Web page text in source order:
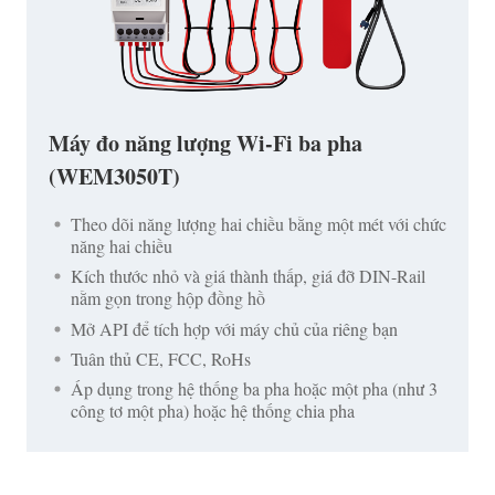
Máy đo năng lượng Wi-Fi ba pha
(WEM3050T)
Theo dõi năng lượng hai chiều bằng một mét với chức
năng hai chiều
Kích thước nhỏ và giá thành thấp, giá đỡ DIN-Rail
nằm gọn trong hộp đồng hồ
Mở API để tích hợp với máy chủ của riêng bạn
Tuân thủ CE, FCC, RoHs
Áp dụng trong hệ thống ba pha hoặc một pha (như 3
công tơ một pha) hoặc hệ thống chia pha